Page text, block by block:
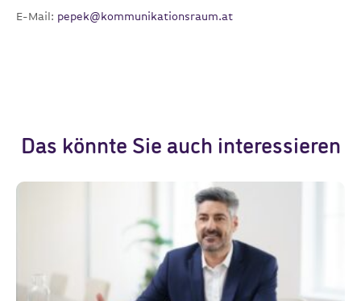
E-Mail: pepek@kommunikationsraum.at
Das könnte Sie auch interessieren